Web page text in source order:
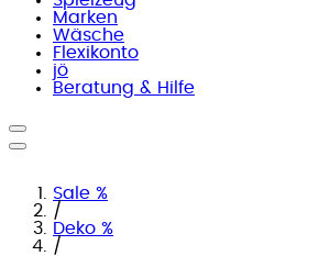
Marken
Wäsche
Flexikonto
jö
Beratung & Hilfe
Sale %
/
Deko %
/